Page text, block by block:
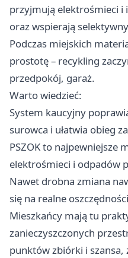
przyjmują elektrośmieci
oraz wspierają
Podczas miejskich
prostotę – recykling
przedpokój, garaż.
Warto wiedzieć:
System kaucyjny
surowca i ułatwia obieg
PSZOK to najpewniejsze
elektrośmieci i odpadów
Nawet drobna zmiana
się na realne
Mieszkańcy mają tu
zanieczyszczonych
punktów zbiórki i